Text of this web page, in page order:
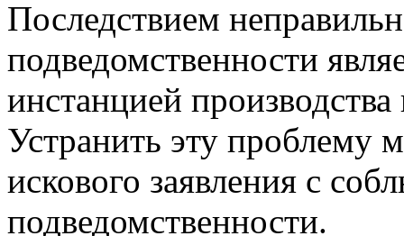
Последствием
подведомственности
инстанцией
Устранить эту проблему
искового заявления с
подведомственности.